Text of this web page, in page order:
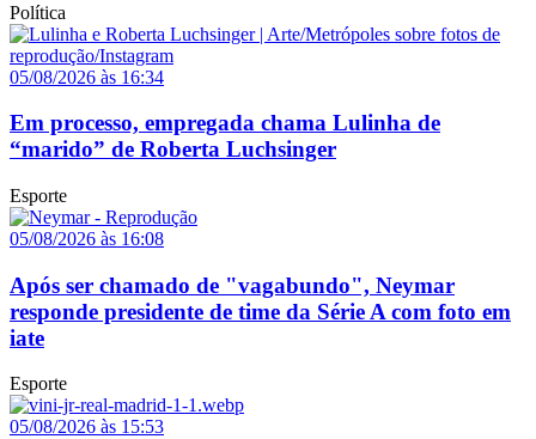
Política
05/08/2026 às 16:34
Em processo, empregada chama Lulinha de
“marido” de Roberta Luchsinger
Esporte
05/08/2026 às 16:08
Após ser chamado de "vagabundo", Neymar
responde presidente de time da Série A com foto em
iate
Esporte
05/08/2026 às 15:53